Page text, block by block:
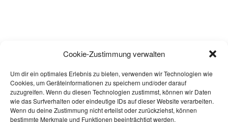
Cookie-Zustimmung verwalten
Um dir ein optimales Erlebnis zu bieten, verwenden wir Technologien wie
Cookies, um Geräteinformationen zu speichern und/oder darauf
zuzugreifen. Wenn du diesen Technologien zustimmst, können wir Daten
wie das Surfverhalten oder eindeutige IDs auf dieser Website verarbeiten.
Wenn du deine Zustimmung nicht erteilst oder zurückziehst, können
bestimmte Merkmale und Funktionen beeinträchtigt werden.
Versandinformationen
Zahlungsmöglichkeiten
Widerrufsbelehrung